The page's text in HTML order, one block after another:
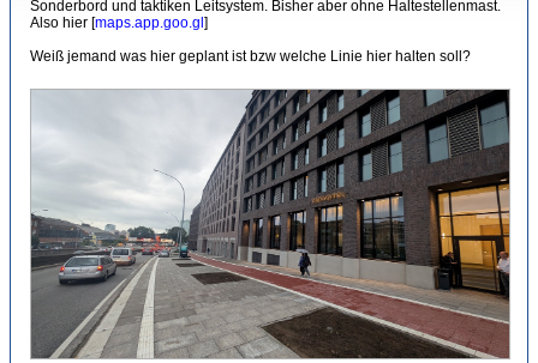
Sonderbord und taktiken Leitsystem. Bisher aber ohne Haltestellenmast.
Also hier [maps.app.goo.gl ]
Weiß jemand was hier geplant ist bzw welche Linie hier halten soll?